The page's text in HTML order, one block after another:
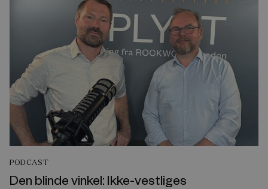
PODCAST
Den blinde vinkel: Ikke-vestliges